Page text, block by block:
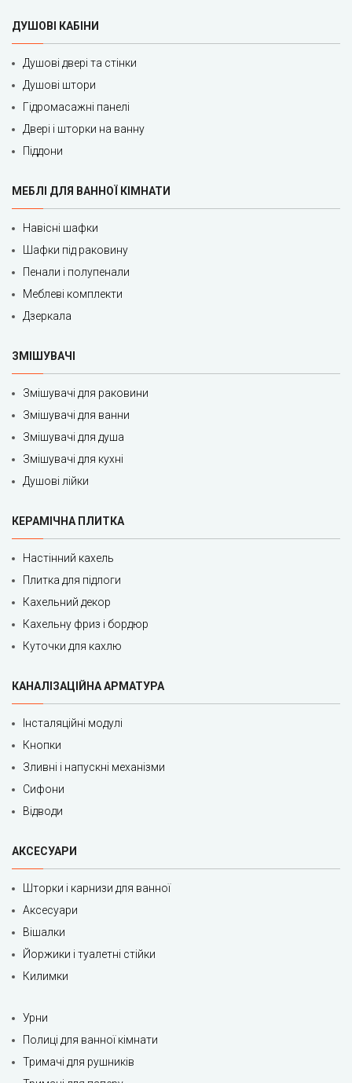
ДУШОВІ КАБІНИ
Душові двері та стінки
Душові штори
Гідромасажні панелі
Двері і шторки на ванну
Піддони
МЕБЛІ ДЛЯ ВАННОЇ КІМНАТИ
Навісні шафки
Шафки під раковину
Пенали і полупенали
Меблеві комплекти
Дзеркала
ЗМІШУВАЧІ
Змішувачі для раковини
Змішувачі для ванни
Змішувачі для душа
Змішувачі для кухні
Душові лійки
КЕРАМІЧНА ПЛИТКА
Настінний кахель
Плитка для підлоги
Кахельний декор
Кахельну фриз і бордюр
Куточки для кахлю
КАНАЛІЗАЦІЙНА АРМАТУРА
Інсталяційні модулі
Кнопки
Зливні і напускні механізми
Сифони
Відводи
АКСЕСУАРИ
Шторки і карнизи для ванної
Аксесуари
Вішалки
Йоржики і туалетні стійки
Килимки
Урни
Полиці для ванної кімнати
Тримачі для рушників